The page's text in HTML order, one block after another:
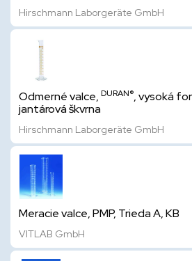
Hirschmann Laborgeräte GmbH
Odmerné valce, DURAN®, vysoká
jantárová škvrna
Hirschmann Laborgeräte GmbH
Meracie valce, PMP, Trieda A, KB
VITLAB GmbH